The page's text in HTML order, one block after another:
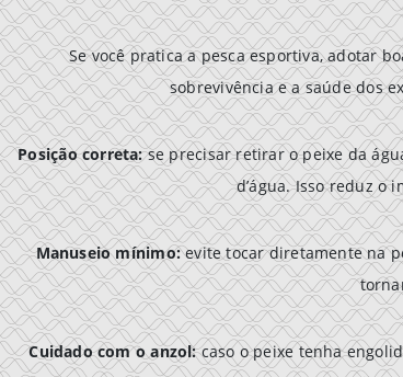
Se você pratica a pesca esportiva, adotar
sobrevivência e a saúde dos
Posição correta:se precisar retirar o peixe da
d’água. Isso reduz o
Manuseio mínimo:evite tocar diretamente na
Cuidado com o anzol:caso o peixe tenha